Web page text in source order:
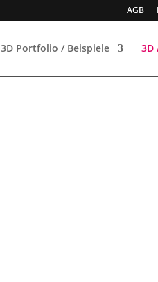
AGB
3D Portfolio / Beispiele 3D